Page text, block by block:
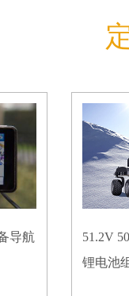
导航
51.2V
锂电池